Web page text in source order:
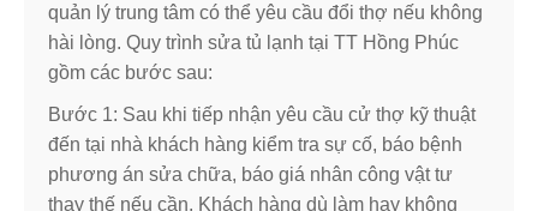
quản lý trung tâm có thể yêu cầu đổi thợ nếu không
hài lòng. Quy trình sửa tủ lạnh tại TT Hồng Phúc
gồm các bước sau:
Bước 1: Sau khi tiếp nhận yêu cầu cử thợ kỹ thuật
đến tại nhà khách hàng kiểm tra sự cố, báo bệnh
phương án sửa chữa, báo giá nhân công vật tư
thay thế nếu cần. Khách hàng dù làm hay không